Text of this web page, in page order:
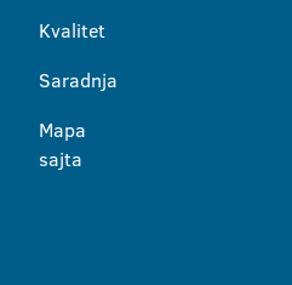
Kvalitet
Saradnja
Mapa
sajta